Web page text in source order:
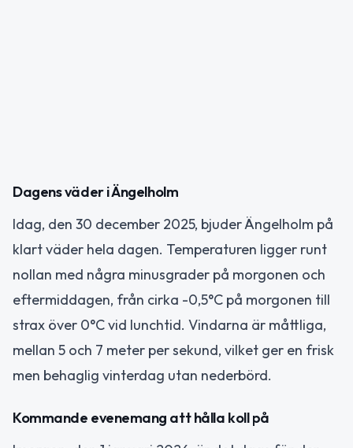
Dagens väder i Ängelholm
Idag, den 30 december 2025, bjuder Ängelholm på
klart väder hela dagen. Temperaturen ligger runt
nollan med några minusgrader på morgonen och
eftermiddagen, från cirka -0,5°C på morgonen till
strax över 0°C vid lunchtid. Vindarna är måttliga,
mellan 5 och 7 meter per sekund, vilket ger en frisk
men behaglig vinterdag utan nederbörd.
Kommande evenemang att hålla koll på